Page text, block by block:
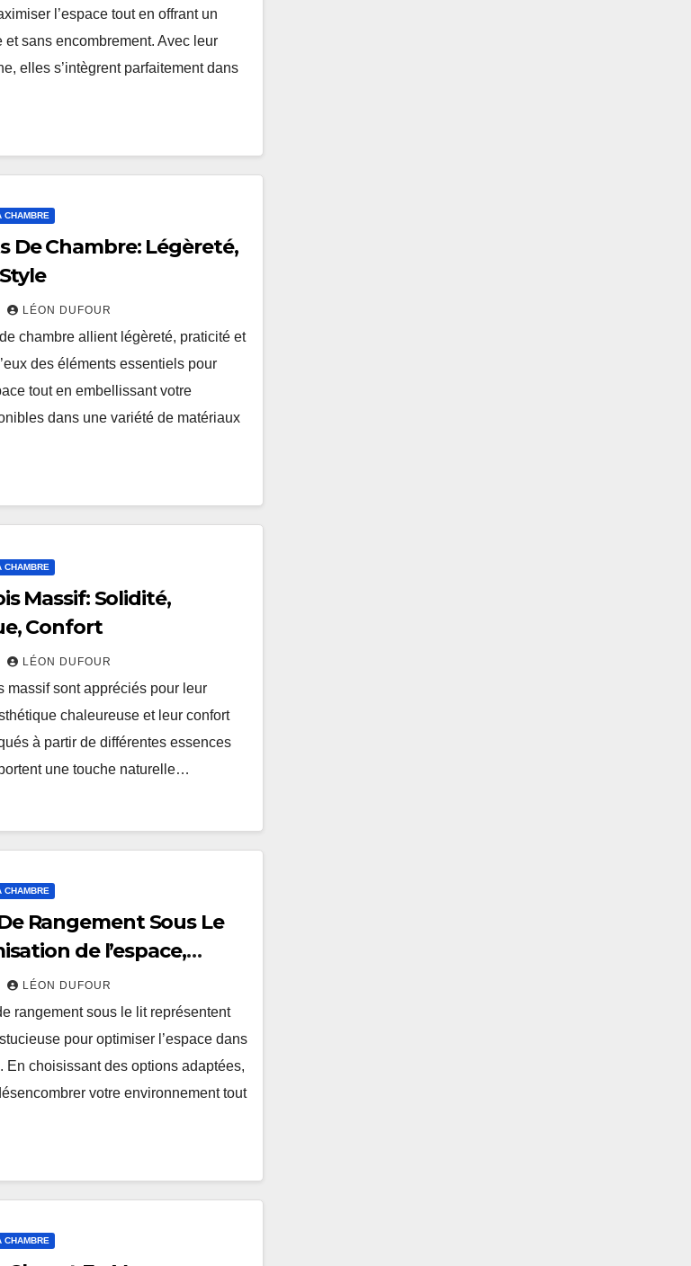
l’espace tout en offrant un
et sans encombrement. Avec leur
elles s’intègrent parfaitement dans
CHAMBRE
De Chambre: Légèreté,
LÉON DUFOUR
chambre allient légèreté, praticité et
des éléments essentiels pour
tout en embellissant votre
dans une variété de matériaux
CHAMBRE
Massif: Solidité,
Confort
LÉON DUFOUR
massif sont appréciés pour leur
chaleureuse et leur confort
à partir de différentes essences
une touche naturelle…
CHAMBRE
Rangement Sous Le
de l’espace,
LÉON DUFOUR
rangement sous le lit représentent
pour optimiser l’espace dans
En choisissant des options adaptées,
votre environnement tout
CHAMBRE